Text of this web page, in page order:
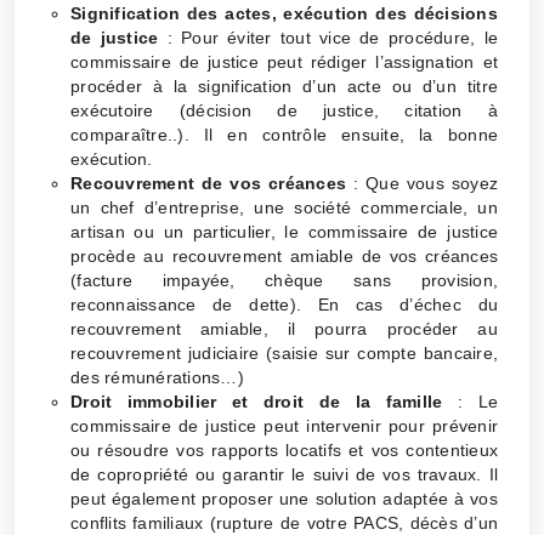
Signification des actes, exécution des décisions
de justice : Pour éviter tout vice de procédure, le
commissaire de justice peut rédiger l’assignation et
procéder à la signification d’un acte ou d’un titre
exécutoire (décision de justice, citation à
comparaître..). Il en contrôle ensuite, la bonne
exécution.
Recouvrement de vos créances : Que vous soyez
un chef d’entreprise, une société commerciale, un
artisan ou un particulier, le commissaire de justice
procède au recouvrement amiable de vos créances
(facture impayée, chèque sans provision,
reconnaissance de dette). En cas d’échec du
recouvrement amiable, il pourra procéder au
recouvrement judiciaire (saisie sur compte bancaire,
des rémunérations…)
Droit immobilier et droit de la famille : Le
commissaire de justice peut intervenir pour prévenir
ou résoudre vos rapports locatifs et vos contentieux
de copropriété ou garantir le suivi de vos travaux. Il
peut également proposer une solution adaptée à vos
conflits familiaux (rupture de votre PACS, décès d’un